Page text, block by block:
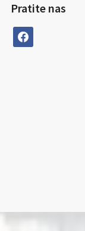
Pratite nas
facebook